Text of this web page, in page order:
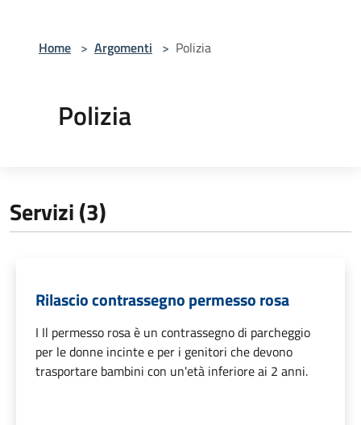
Home > Argomenti > Polizia
Polizia
Servizi (3)
Rilascio contrassegno permesso rosa
I Il permesso rosa è un contrassegno di parcheggio
per le donne incinte e per i genitori che devono
trasportare bambini con un'età inferiore ai 2 anni.